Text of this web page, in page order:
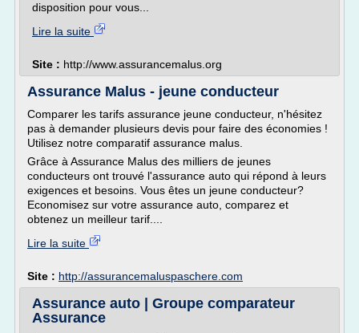
disposition pour vous...
Lire la suite
Site : http://www.assurancemalus.org
Assurance Malus - jeune conducteur
Comparer les tarifs assurance jeune conducteur, n'hésitez
pas à demander plusieurs devis pour faire des économies !
Utilisez notre comparatif assurance malus.
Grâce à Assurance Malus des milliers de jeunes
conducteurs ont trouvé l'assurance auto qui répond à leurs
exigences et besoins. Vous êtes un jeune conducteur?
Economisez sur votre assurance auto, comparez et
obtenez un meilleur tarif....
Lire la suite
Site : http://assurancemaluspaschere.com
Assurance auto | Groupe comparateur
Assurance